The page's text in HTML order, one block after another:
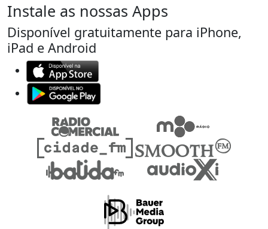
Instale as nossas Apps
Disponível gratuitamente para iPhone,
iPad e Android